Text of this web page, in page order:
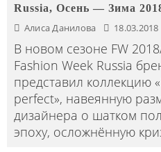
Russia, Осень — Зима
Алиса Данилова 18.03.2018
В новом сезоне FW
Fashion Week Russia
представил коллекцию
perfect», навеянную
дизайнера о шатком
эпоху, осложнённую